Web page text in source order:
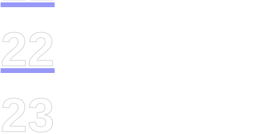
22
23